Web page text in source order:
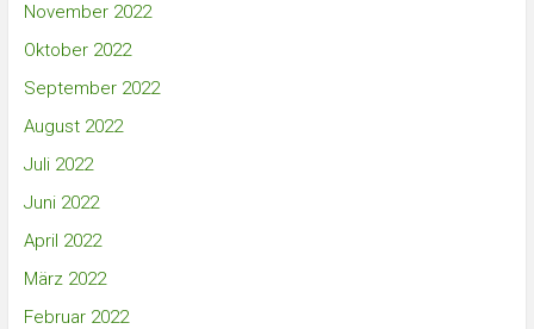
November 2022
Oktober 2022
September 2022
August 2022
Juli 2022
Juni 2022
April 2022
März 2022
Februar 2022